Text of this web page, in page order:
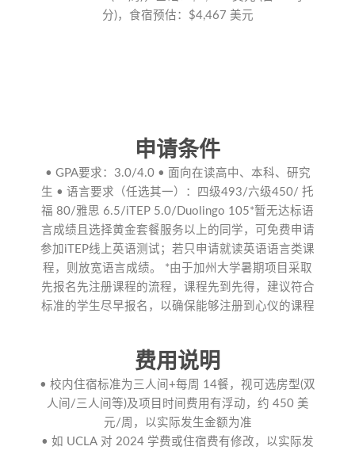
分)，食宿预估：$4,467 美元
申请条件
• GPA要求：3.0/4.0 • 面向在读高中、本科、研究
生 • 语言要求（任选其一）：四级493/六级450/ 托
福 80/雅思 6.5/iTEP 5.0/Duolingo 105*暂无达标语
言成绩且选择黄金套餐服务以上的同学，可免费申请
参加iTEP线上英语测试；若只申请就读英语语言类课
程，则放宽语言成绩。 *由于加州大学暑期项目采取
先报名先注册课程的流程，课程先到先得，建议符合
标准的学生尽早报名，以确保能够注册到心仪的课程
费用说明
• 校内住宿标准为三人间+每周 14餐，视可选房型(双
人间/三人间等)及项目时间费用有浮动，约 450 美
元/周，以实际发生金额为准
• 如 UCLA 对 2024 学费或住宿费有修改，以实际发